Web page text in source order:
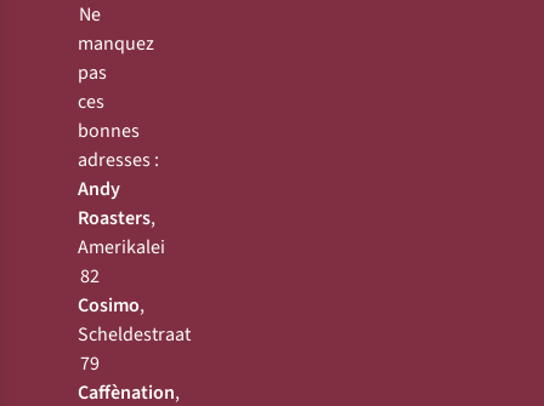
Ne
manquez
pas
ces
bonnes
adresses :
Andy
Roasters,
Amerikalei
82
Cosimo,
Scheldestraat
79
Caffènation,